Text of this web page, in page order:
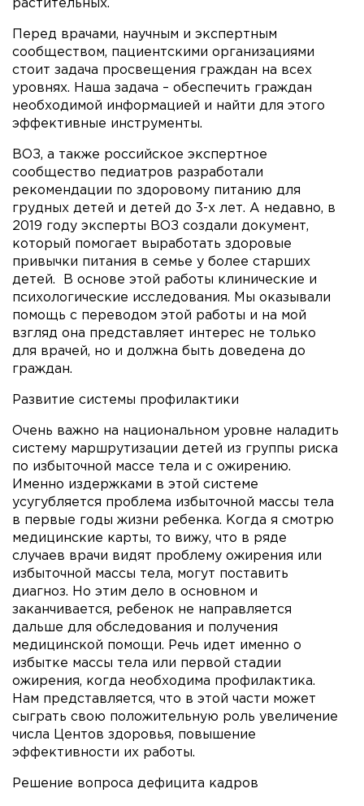
растительных.
Перед врачами, научным и экспертным
сообществом, пациентскими организациями
стоит задача просвещения граждан на всех
уровнях. Наша задача – обеспечить граждан
необходимой информацией и найти для этого
эффективные инструменты.
ВОЗ, а также российское экспертное
сообщество педиатров разработали
рекомендации по здоровому питанию для
грудных детей и детей до 3-х лет. А недавно, в
2019 году эксперты ВОЗ создали документ,
который помогает выработать здоровые
привычки питания в семье у более старших
детей. В основе этой работы клинические и
психологические исследования. Мы оказывали
помощь с переводом этой работы и на мой
взгляд она представляет интерес не только
для врачей, но и должна быть доведена до
граждан.
Развитие системы профилактики
Очень важно на национальном уровне наладить
систему маршрутизации детей из группы риска
по избыточной массе тела и с ожирению.
Именно издержками в этой системе
усугубляется проблема избыточной массы тела
в первые годы жизни ребенка. Когда я смотрю
медицинские карты, то вижу, что в ряде
случаев врачи видят проблему ожирения или
избыточной массы тела, могут поставить
диагноз. Но этим дело в основном и
заканчивается, ребенок не направляется
дальше для обследования и получения
медицинской помощи. Речь идет именно о
избытке массы тела или первой стадии
ожирения, когда необходима профилактика.
Нам представляется, что в этой части может
сыграть свою положительную роль увеличение
числа Центов здоровья, повышение
эффективности их работы.
Решение вопроса дефицита кадров